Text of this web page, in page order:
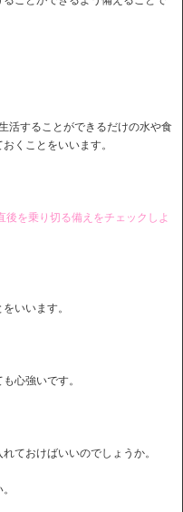
活することができるだけの水や食
くことをいいます。
後を乗り切る備えをチェックしよ
いいます。
心強いです。
ておけばいいのでしょうか。